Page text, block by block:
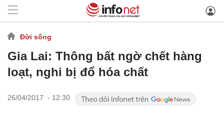
Đời sống
Gia Lai: Thông bất ngờ chết hàng
loạt, nghi bị đổ hóa chất
26/04/2017 - 12:30